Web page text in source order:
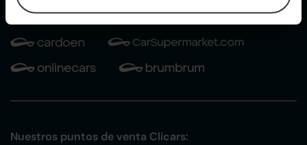
Nuestros puntos de venta Clicars: